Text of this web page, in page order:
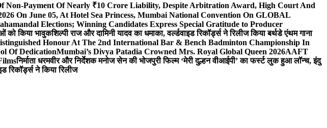
Non-Payment Of Nearly ₹10 Crore Liability, Despite Arbitration Award, High Court And
On June 05, At Hotel Sea Princess, Mumbai National Convention On GLOBAL
Elections; Winning Candidates Express Special Gratitude to Producer
को किया भावुकशिल्पी राज और दामिनी यादव का धमाका, वर्ल्डवाइड रिकॉर्ड्स ने रिलीज किया बर्थडे एंथम गाना
Honour At The 2nd International Bar & Bench Badminton Championship In
Of DedicationMumbai’s Divya Patadia Crowned Mrs. Royal Global Queen 2026AAFT
निर्माता धरमवीर और निर्देशक मनोज सेन की भोजपुरी फिल्म ‘मेरी दुल्हन वीआईपी’ का फर्स्ट लुक हुआ लॉन्च, इंदु
रिकॉर्ड्स ने किया रिलीज